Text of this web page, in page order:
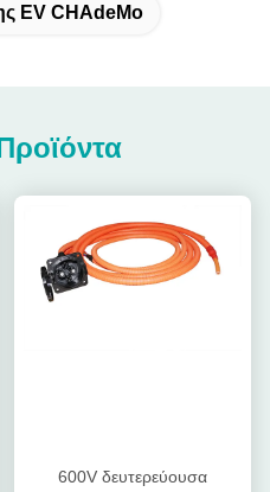
EV CHAdeMo
600V δευτερεύουσα